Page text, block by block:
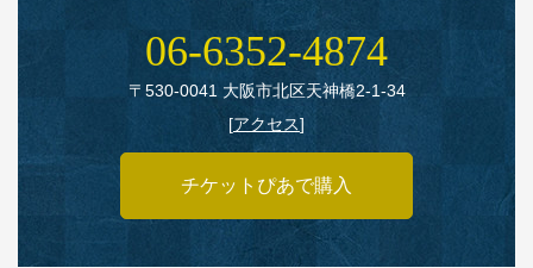
06‑6352‑4874
〒530‑0041 大阪市北区天神橋2‑1‑34
[アクセス]
チケットぴあで購入